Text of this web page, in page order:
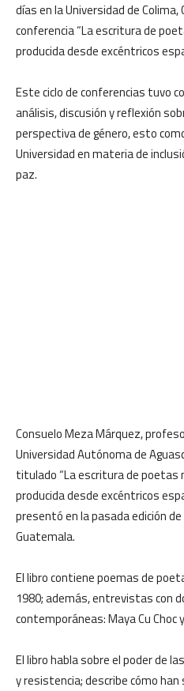
días en la Universidad de
conferencia “La escritura de
producida desde excéntricos
Este ciclo de conferencias tuvo
análisis, discusión y reflexión
perspectiva de género, esto
Universidad en materia de
paz.
Consuelo Meza Márquez,
Universidad Autónoma de
titulado “La escritura de
producida desde excéntricos
presentó en la pasada edición de
Guatemala.
El libro contiene poemas de
1980; además, entrevistas con
contemporáneas: Maya Cu Choc
El libro habla sobre el poder de
y resistencia; describe cómo